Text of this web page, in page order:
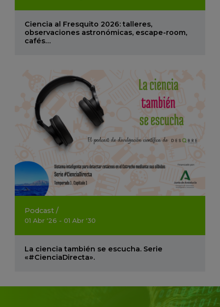
Ciencia al Fresquito 2026: talleres,
observaciones astronómicas, escape-room,
cafés…
Podcast /
01 Abr '26 - 01 Abr '30
La ciencia también se escucha. Serie
«#CienciaDirecta».